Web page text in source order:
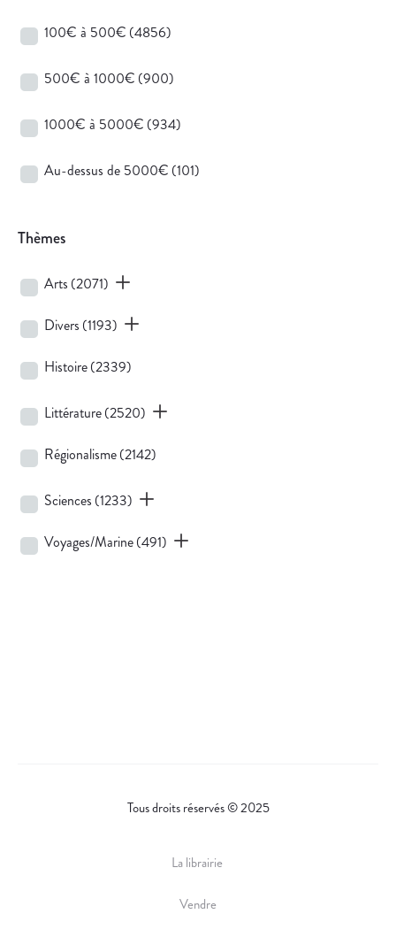
100€ à 500€ (4856)
500€ à 1000€ (900)
1000€ à 5000€ (934)
Au-dessus de 5000€ (101)
Thèmes
Arts (2071)
Divers (1193)
Histoire(2339)
Littérature(2520)
Régionalisme(2142)
Sciences (1233)
Voyages/Marine(491)
Tous droits réservés © 2025
La librairie
Vendre